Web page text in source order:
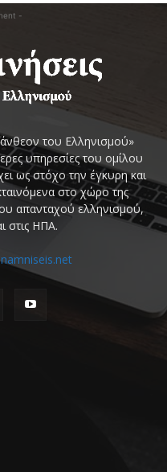
-
του Ελληνισμού»
υπηρεσίες του ομίλου
ως στόχο την έγκυρη και
στο χώρο της
απανταχού ελληνισμού,
στις ΗΠΑ.